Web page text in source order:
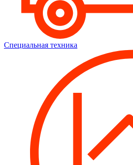
Специальная техника